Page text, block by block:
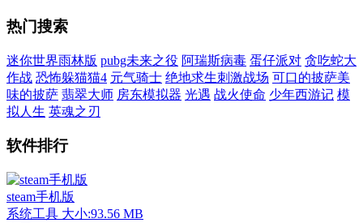
热门搜索
迷你世界雨林版 pubg未来之役 阿瑞斯病毒 蛋仔派对 贪吃蛇大
作战 恐怖躲猫猫4 元气骑士 绝地求生刺激战场 可口的披萨美
味的披萨 翡翠大师 房东模拟器 光遇 战火使命 少年西游记 模
拟人生 英魂之刃
软件排行
steam手机版
系统工具 大小:93.56 MB